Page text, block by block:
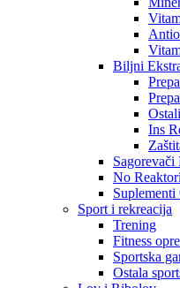
Biljni
Ins
Sagorevači
No
Suplementi
Sport i rekreacija
Trening
Fitness
Sportska
Ostala